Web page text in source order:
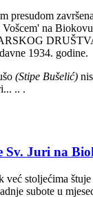
presudom
na
1934. godine.
(Stipe Bušelić)
.. .
Sv. Juri na
stoljećima
subote u